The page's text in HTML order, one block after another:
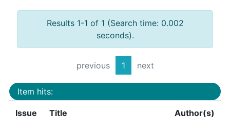
Results 1-1 of 1 (Search time: 0.002
seconds).
previous 1 next
Item hits:
Issue
Title Author(s)